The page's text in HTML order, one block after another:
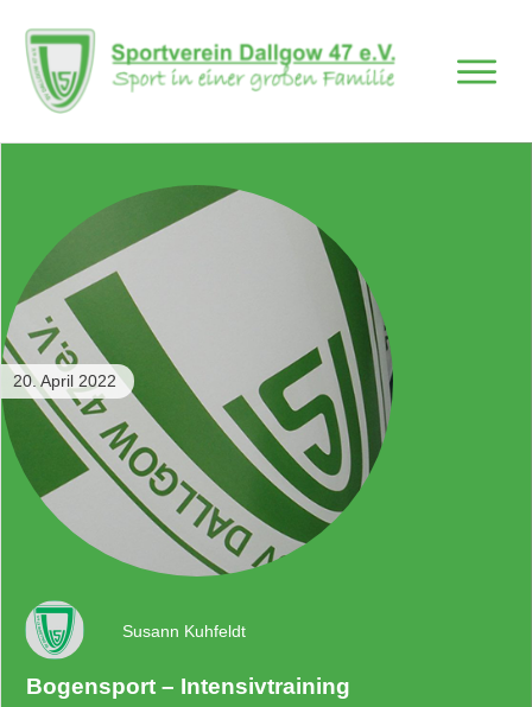
20. April 2022
Susann Kuhfeldt
Bogensport – Intensivtraining